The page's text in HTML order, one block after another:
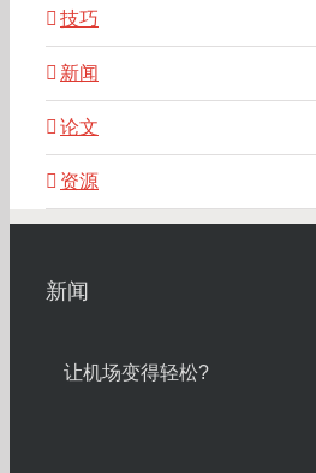
技巧
新闻
论文
资源
新闻
让机场变得轻松?